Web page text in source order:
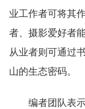
业工作者可将其
者、摄影爱好者
从业者则可通过
山的生态密码。
编者团队表